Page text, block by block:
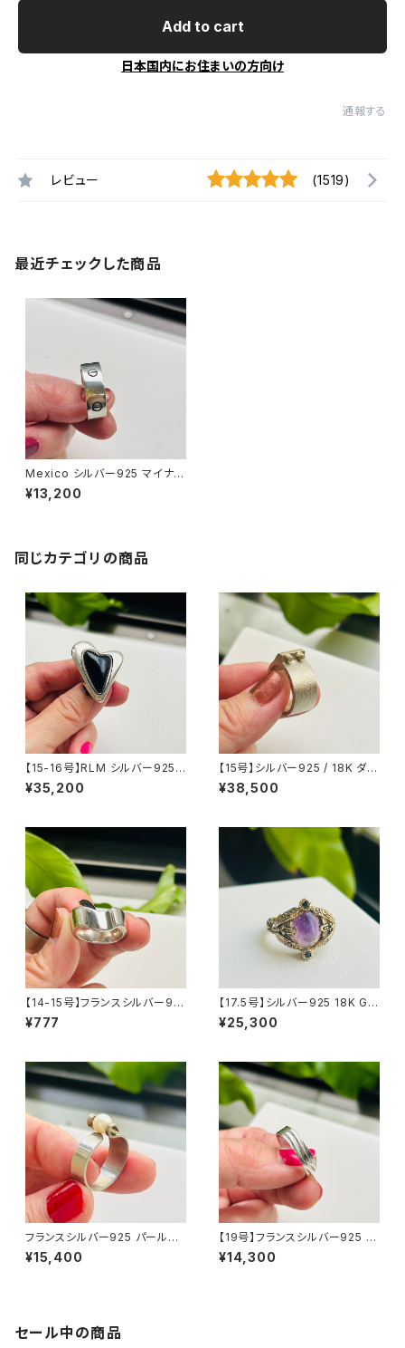
Add to cart
日本国内にお住まいの方向け
通報する
レビュー (1519)
最近チェックした商品
Mexico シルバー925 マイナス
マークリング（27号）
¥13,200
同じカテゴリの商品
【15-16号】RLM シルバー925
BIG オニキスハートリング
¥35,200
【15号】シルバー925 / 18K ダイ
ヤモンド槌目バンドリング
¥38,500
【14-15号】フランスシルバー92
5 Organic バンドヘビーリング
¥777
【17.5号】シルバー925 18K GP
蝶 天然石リング
¥25,300
フランスシルバー925 パールラ
ップリング（15号）
¥15,400
【19号】フランスシルバー925 W
AVEパターンリング
¥14,300
セール中の商品